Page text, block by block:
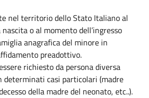
nel territorio dello Stato Italiano al
o al momento dell’ingresso
anagrafica del minore in
preadottivo.
richiesto da persona diversa
determinati casi particolari (madre
della madre del neonato, etc..).